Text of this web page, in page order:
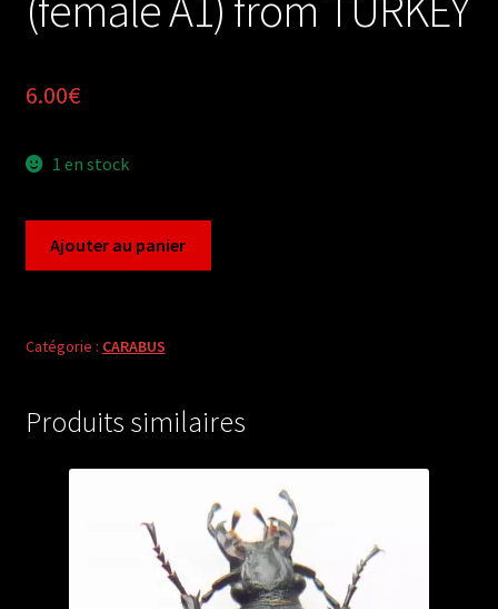
6.00€
1 en stock
chevrolati
A1)
Ajouter au panier
Catégorie : CARABUS
Produits similaires